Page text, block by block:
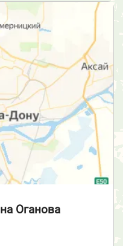
на Оганова